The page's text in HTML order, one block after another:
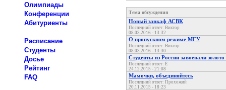
Олимпиады
Конференции
Абитуриенты
Расписание
Студенты
Досье
Рейтинг
FAQ
Тема обсуждения
Новый завкаф АСВК
Последний ответ: Виктор
08.03.2016 - 13:32
О пропускном режиме МГУ
Последний ответ: Виктор
08.03.2016 - 13:30
Студенты из России завоевали
Последний ответ: Ё
24.12.2015 - 21:08
Мамочки, объединяйтесь
Последний ответ: Прохожий
20.11.2015 - 18:23